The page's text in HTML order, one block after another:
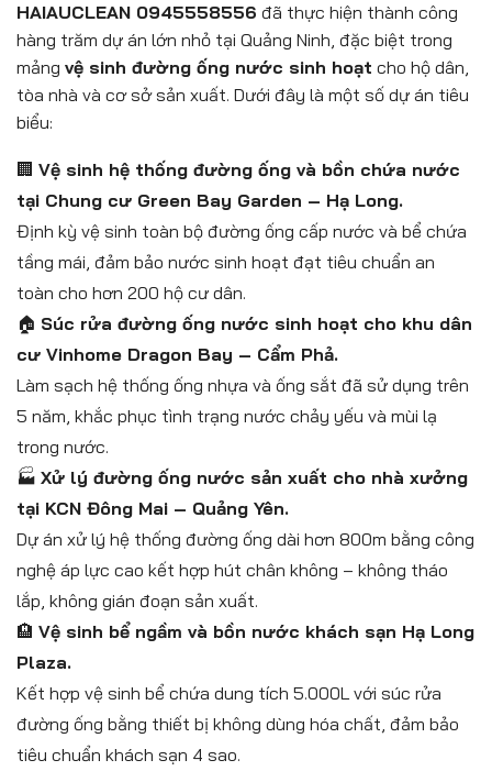
HAIAUCLEAN 0945558556 đã thực hiện thành công
hàng trăm dự án lớn nhỏ tại Quảng Ninh, đặc biệt trong
mảng vệ sinh đường ống nước sinh hoạt cho hộ dân,
tòa nhà và cơ sở sản xuất. Dưới đây là một số dự án tiêu
biểu:
🏢 Vệ sinh hệ thống đường ống và bồn chứa nước
tại Chung cư Green Bay Garden – Hạ Long.
Định kỳ vệ sinh toàn bộ đường ống cấp nước và bể chứa
tầng mái, đảm bảo nước sinh hoạt đạt tiêu chuẩn an
toàn cho hơn 200 hộ cư dân.
🏠 Súc rửa đường ống nước sinh hoạt cho khu dân
cư Vinhome Dragon Bay – Cẩm Phả.
Làm sạch hệ thống ống nhựa và ống sắt đã sử dụng trên
5 năm, khắc phục tình trạng nước chảy yếu và mùi lạ
trong nước.
🏭 Xử lý đường ống nước sản xuất cho nhà xưởng
tại KCN Đông Mai – Quảng Yên.
Dự án xử lý hệ thống đường ống dài hơn 800m bằng công
nghệ áp lực cao kết hợp hút chân không – không tháo
lắp, không gián đoạn sản xuất.
🏨 Vệ sinh bể ngầm và bồn nước khách sạn Hạ Long
Plaza.
Kết hợp vệ sinh bể chứa dung tích 5.000L với súc rửa
đường ống bằng thiết bị không dùng hóa chất, đảm bảo
tiêu chuẩn khách sạn 4 sao.